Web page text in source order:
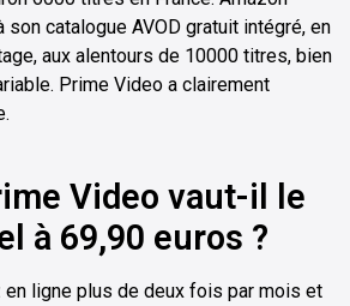
son catalogue AVOD gratuit intégré, en
aux alentours de 10000 titres, bien
Prime Video a clairement
Video vaut-il le
à 69,90 euros ?
en ligne plus de deux fois par mois et